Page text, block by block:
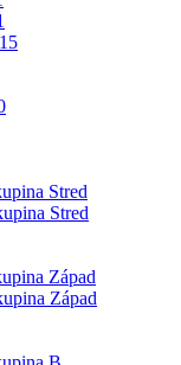
Stred
Stred
Západ
Západ